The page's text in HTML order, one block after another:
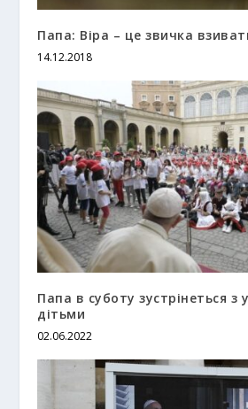
Папа: Віра – це звичка
14.12.2018
Папа в суботу зустрінеться з
дітьми
02.06.2022